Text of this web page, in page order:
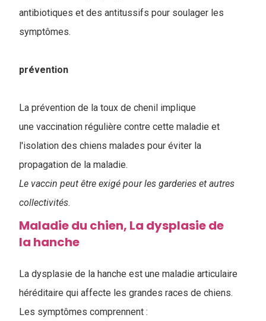
antibiotiques et des antitussifs pour soulager les
symptômes.
prévention
La prévention de la toux de chenil implique
une vaccination régulière contre cette maladie et
l'isolation des chiens malades pour éviter la
propagation de la maladie.
Le vaccin peut être exigé pour les garderies et autres
collectivités.
Maladie du chien, La dysplasie de
la hanche
La dysplasie de la hanche est une maladie articulaire
héréditaire qui affecte les grandes races de chiens.
Les symptômes comprennent :